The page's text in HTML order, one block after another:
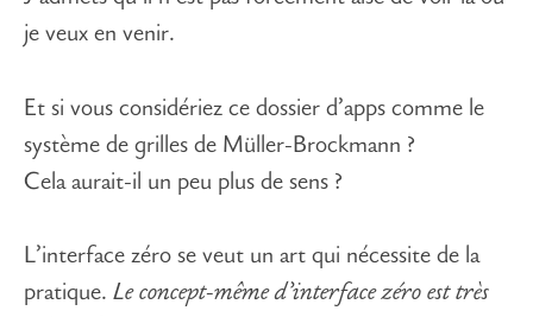
je veux en venir.
Et si vous considériez ce dossier d’apps comme le
système de grilles de Müller-Brockmann ?
Cela aurait-il un peu plus de sens ?
L’interface zéro se veut un art qui nécessite de la
pratique. Le concept-même d’interface zéro est très